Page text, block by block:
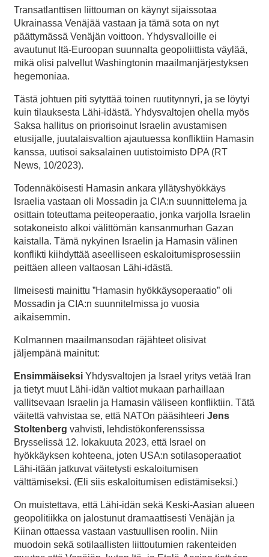
Transatlanttisen liittouman on käynyt sijaissotaa
Ukrainassa Venäjää vastaan ja tämä sota on nyt
päättymässä Venäjän voittoon. Yhdysvalloille ei
avautunut Itä-Euroopan suunnalta geopoliittista väylää,
mikä olisi palvellut Washingtonin maailmanjärjestyksen
hegemoniaa.
Tästä johtuen piti sytyttää toinen ruutitynnyri, ja se löytyi
kuin tilauksesta Lähi-idästä. Yhdysvaltojen ohella myös
Saksa hallitus on priorisoinut Israelin avustamisen
etusijalle, juutalaisvaltion ajautuessa konfliktiin Hamasin
kanssa, uutisoi saksalainen uutistoimisto DPA (RT
News, 10/2023).
Todennäköisesti Hamasin ankara yllätyshyökkäys
Israelia vastaan oli Mossadin ja CIA:n suunnittelema ja
osittain toteuttama peiteoperaatio, jonka varjolla Israelin
sotakoneisto alkoi välittömän kansanmurhan Gazan
kaistalla. Tämä nykyinen Israelin ja Hamasin välinen
konflikti kiihdyttää aseelliseen eskaloitumisprosessiin
peittäen alleen valtaosan Lähi-idästä.
Ilmeisesti mainittu ”Hamasin hyökkäysoperaatio” oli
Mossadin ja CIA:n suunnitelmissa jo vuosia
aikaisemmin.
Kolmannen maailmansodan räjähteet olisivat
jäljempänä mainitut:
Ensimmäiseksi Yhdysvaltojen ja Israel yritys vetää Iran
ja tietyt muut Lähi-idän valtiot mukaan parhaillaan
vallitsevaan Israelin ja Hamasin väliseen konfliktiin. Tätä
väitettä vahvistaa se, että NATOn pääsihteeri Jens
Stoltenberg vahvisti, lehdistökonferenssissa
Brysselissä 12. lokakuuta 2023, että Israel on
hyökkäyksen kohteena, joten USA:n sotilasoperaatiot
Lähi-itään jatkuvat väitetysti eskaloitumisen
välttämiseksi. (Eli siis eskaloitumisen edistämiseksi.)
On muistettava, että Lähi-idän sekä Keski-Aasian alueen
geopolitiikka on jalostunut dramaattisesti Venäjän ja
Kiinan ottaessa vastaan vastuullisen roolin. Niin
muodoin sekä sotilaallisten liittoutumien rakenteiden